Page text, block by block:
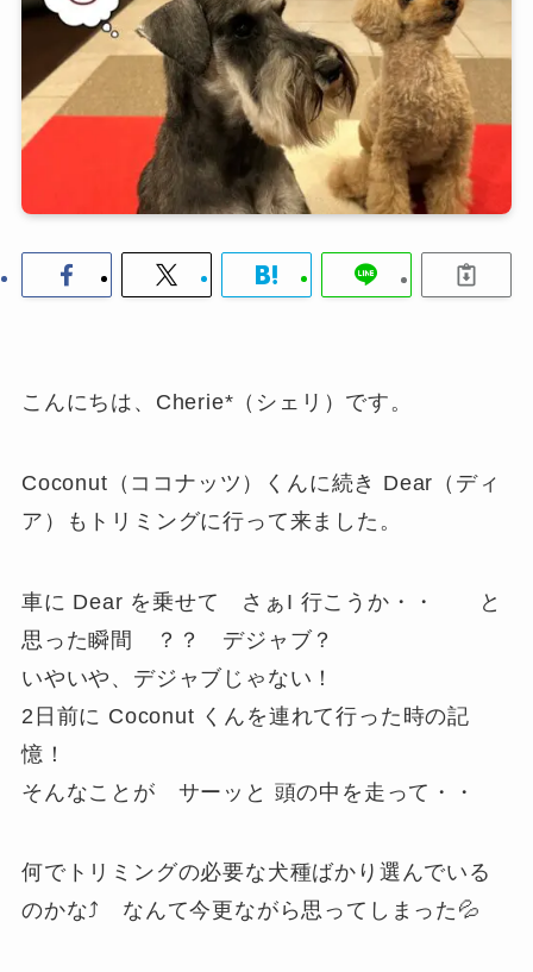
こんにちは、Cherie*（シェリ）です。
Coconut（ココナッツ）くんに続き Dear（ディ
ア）もトリミングに行って来ました。
車に Dear を乗せて さぁI 行こうか・・ と
思った瞬間 ？？ デジャブ？
いやいや、デジャブじゃない！
2日前に Coconut くんを連れて行った時の記
憶！
そんなことが サーッと 頭の中を走って・・
何でトリミングの必要な犬種ばかり選んでいる
のかな⤴ なんて今更ながら思ってしまった💦